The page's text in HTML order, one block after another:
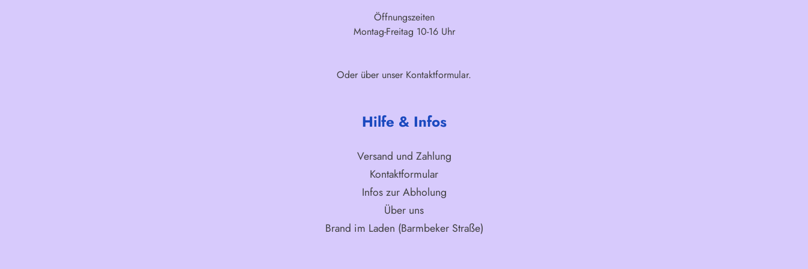
Öffnungszeiten
Montag-Freitag 10-16 Uhr
Oder über unser Kontaktformular.
Hilfe & Infos
Versand und Zahlung
Kontaktformular
Infos zur Abholung
Über uns
Brand im Laden (Barmbeker Straße)